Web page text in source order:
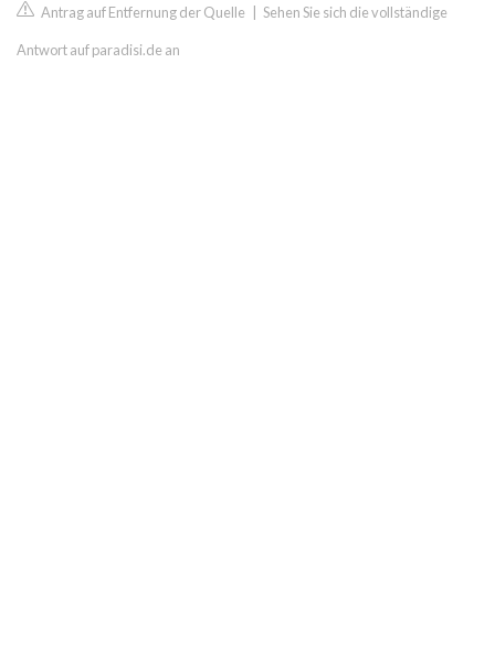
Antrag auf Entfernung der Quelle Sehen Sie sich die vollständige
Antwort auf paradisi.de an